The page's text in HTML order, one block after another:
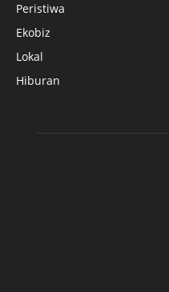
Peristiwa
Ekobiz
Lokal
Hiburan